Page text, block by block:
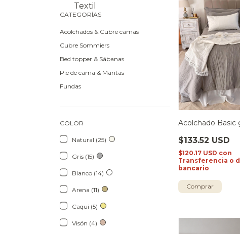
Textil
CATEGORÍAS
Acolchados & Cubre camas
Cubre Sommiers
Bed topper & Sábanas
Pie de cama & Mantas
Fundas
COLOR
Natural (25)
Gris (15)
Blanco (14)
Arena (11)
Caqui (5)
Visón (4)
Acolchado Basic
$133.52 USD
$120.17 USD con
Transferencia o
bancario
Comprar